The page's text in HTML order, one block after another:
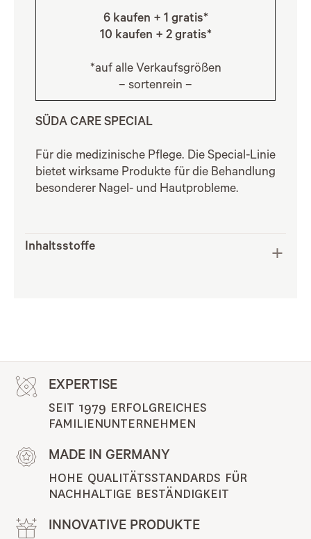
6 kaufen + 1 gratis*
10 kaufen + 2 gratis*
*auf alle Verkaufsgrößen
– sortenrein –
SÜDA CARE SPECIAL
Für die medizinische Pflege. Die Special-Linie
bietet wirksame Produkte für die Behandlung
besonderer Nagel- und Hautprobleme.
Inhaltsstoffe
EXPERTISE
SEIT 1979 ERFOLGREICHES
FAMILIENUNTERNEHMEN
MADE IN GERMANY
HOHE QUALITÄTSSTANDARDS FÜR
NACHHALTIGE BESTÄNDIGKEIT
INNOVATIVE PRODUKTE